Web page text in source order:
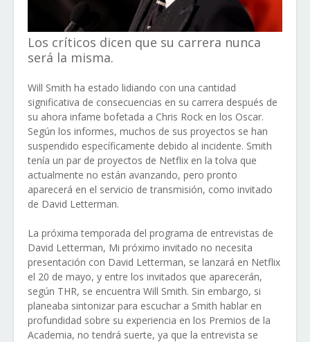
Los críticos dicen que su carrera nunca
será la misma.
Will Smith ha estado lidiando con una cantidad
significativa de consecuencias en su carrera después de
su ahora infame bofetada a Chris Rock en los Oscar.
Según los informes, muchos de sus proyectos se han
suspendido específicamente debido al incidente. Smith
tenía un par de proyectos de Netflix en la tolva que
actualmente no están avanzando, pero pronto
aparecerá en el servicio de transmisión, como invitado
de David Letterman.
La próxima temporada del programa de entrevistas de
David Letterman, Mi próximo invitado no necesita
presentación con David Letterman, se lanzará en Netflix
el 20 de mayo, y entre los invitados que aparecerán,
según THR, se encuentra Will Smith. Sin embargo, si
planeaba sintonizar para escuchar a Smith hablar en
profundidad sobre su experiencia en los Premios de la
Academia, no tendrá suerte, ya que la entrevista se